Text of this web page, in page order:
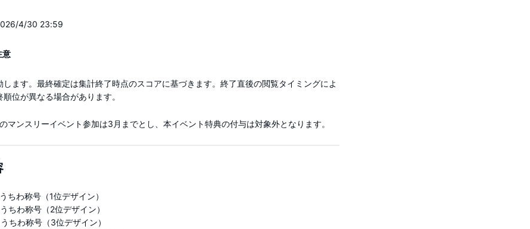
4/30 23:59
意
します。最終確定は集計終了時点のスコアに基づきます。終了直後の閲覧タイミングによ
位が異なる場合があります。
マンスリーイベント参加は3月までとし、本イベント特典の付与は対象外となります。
ちわ称号（1位デザイン）
ちわ称号（2位デザイン）
ちわ称号（3位デザイン）